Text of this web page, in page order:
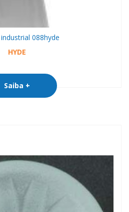
088hyde
HYDE
Saiba +